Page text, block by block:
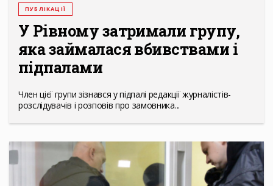
ПУБЛІКАЦІЇ
У Рівному затримали групу,
яка займалася вбивствами і
підпалами
Член цієї групи зізнався у підпалі редакції журналістів-
розслідувачів і розповів про замовника...